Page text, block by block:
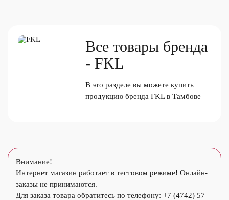
Все товары бренда
- FKL
В это разделе вы можете купить
продукцию бренда FKL в Тамбове
Внимание!
Интернет магазин работает в тестовом режиме! Онлайн-
заказы не принимаются.
Для заказа товара обратитесь по телефону: +7 (4742) 57